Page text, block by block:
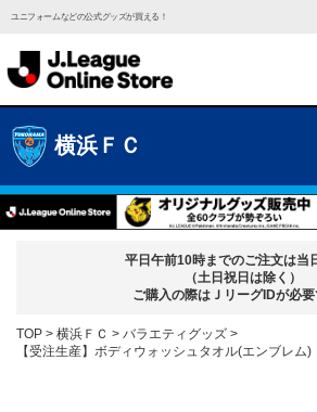
ユニフォームなどの公式グッズが買える！
横浜ＦＣ
平日午前10時までのご注文は当
（土日祝日は除く）
ご購入の際はＪリーグIDが必要
TOP 横浜ＦＣ
バラエティグッズ
【受注生産】ボディウォッシュタオル(エンブレム)